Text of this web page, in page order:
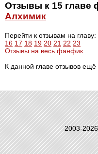
Отзывы к 15 главе
Алхимик
Перейти к отзывам на главу:
16 17 18 19 20 21 22 23
Отзывы на весь фанфик
К данной главе отзывов ещё
2003-